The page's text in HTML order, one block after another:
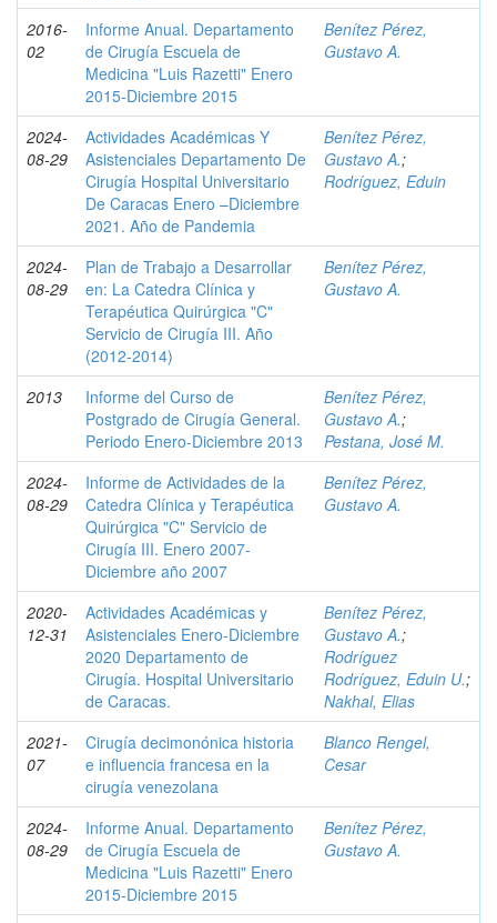
2016-
02
Informe Anual. Departamento
de Cirugía Escuela de
Medicina "Luis Razetti" Enero
2015-Diciembre 2015
Benítez Pérez,
Gustavo A.
2024-
08-29
Actividades Académicas Y
Asistenciales Departamento De
Cirugía Hospital Universitario
De Caracas Enero –Diciembre
2021. Año de Pandemia
Benítez Pérez,
Gustavo A.;
Rodríguez, Eduin
2024-
08-29
Plan de Trabajo a Desarrollar
en: La Catedra Clínica y
Terapéutica Quirúrgica "C"
Servicio de Cirugía III. Año
(2012-2014)
Benítez Pérez,
Gustavo A.
2013
Informe del Curso de
Postgrado de Cirugía General.
Periodo Enero-Diciembre 2013
Benítez Pérez,
Gustavo A.;
Pestana, José M.
2024-
08-29
Informe de Actividades de la
Catedra Clínica y Terapéutica
Quirúrgica "C" Servicio de
Cirugía III. Enero 2007-
Diciembre año 2007
Benítez Pérez,
Gustavo A.
2020-
12-31
Actividades Académicas y
Asistenciales Enero-Diciembre
2020 Departamento de
Cirugía. Hospital Universitario
de Caracas.
Benítez Pérez,
Gustavo A.;
Rodríguez
Rodríguez, Eduin U.;
Nakhal, Elias
2021-
07
Cirugía decimonónica historia
e influencia francesa en la
cirugía venezolana
Blanco Rengel,
Cesar
2024-
08-29
Informe Anual. Departamento
de Cirugía Escuela de
Medicina "Luis Razetti" Enero
2015-Diciembre 2015
Benítez Pérez,
Gustavo A.